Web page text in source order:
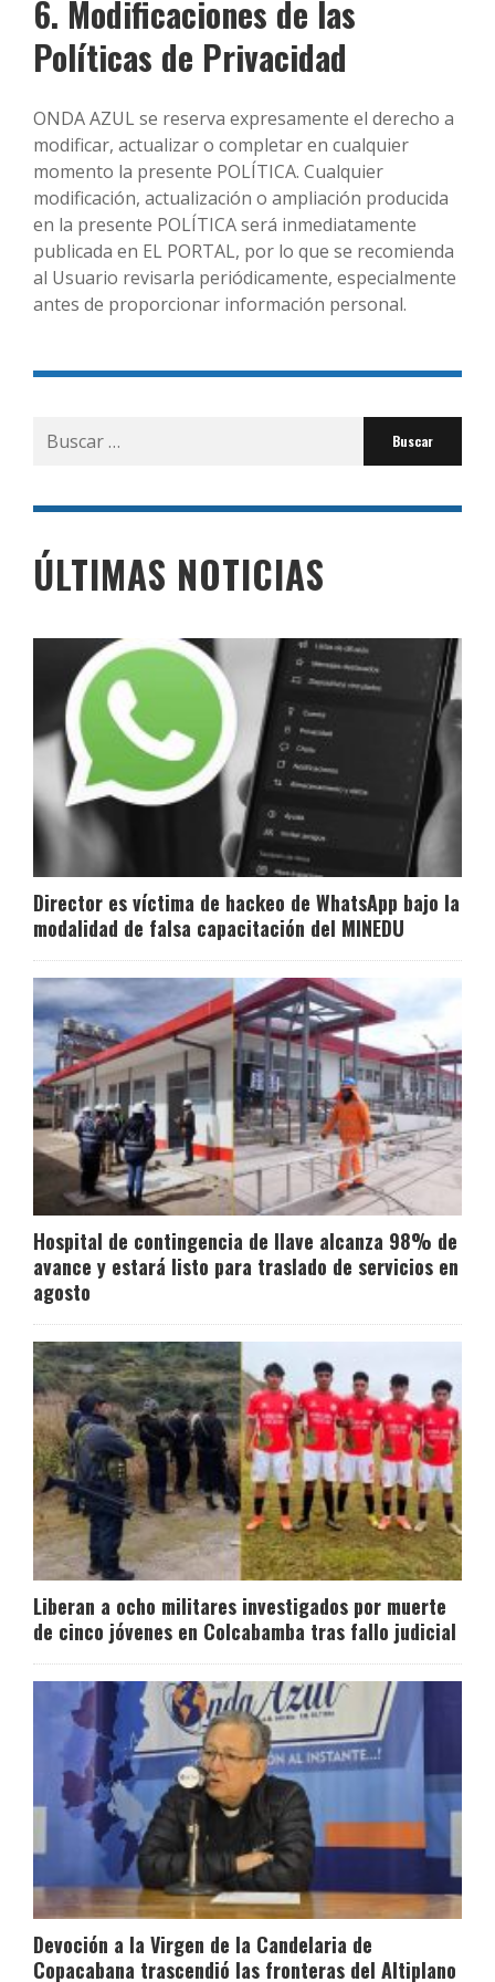
6. Modificaciones de las
Políticas de Privacidad
ONDA AZUL se reserva expresamente el derecho a
modificar, actualizar o completar en cualquier
momento la presente POLÍTICA. Cualquier
modificación, actualización o ampliación producida
en la presente POLÍTICA será inmediatamente
publicada en EL PORTAL, por lo que se recomienda
al Usuario revisarla periódicamente, especialmente
antes de proporcionar información personal.
Buscar
por:
ÚLTIMAS NOTICIAS
Director es víctima de hackeo de WhatsApp bajo la
modalidad de falsa capacitación del MINEDU
Hospital de contingencia de Ilave alcanza 98% de
avance y estará listo para traslado de servicios en
agosto
Liberan a ocho militares investigados por muerte
de cinco jóvenes en Colcabamba tras fallo judicial
Devoción a la Virgen de la Candelaria de
Copacabana trascendió las fronteras del Altiplano